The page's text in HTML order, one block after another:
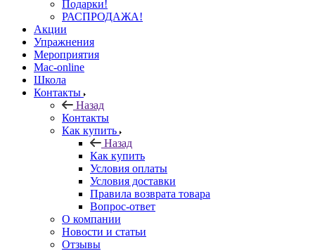
Подарки!
РАСПРОДАЖА!
Акции
Упражнения
Мероприятия
Mac-online
Школа
Контакты
Назад
Контакты
Как купить
Назад
Как купить
Условия оплаты
Условия доставки
Правила возврата товара
Вопрос-ответ
О компании
Новости и статьи
Отзывы